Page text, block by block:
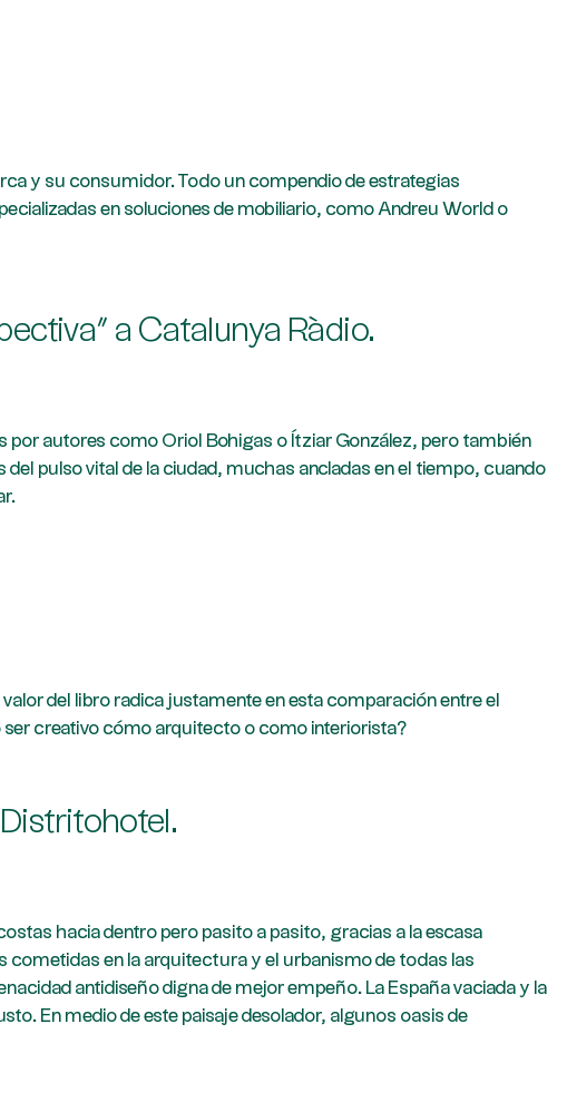
y su consumidor. Todo un compendio de estrategias
en soluciones de mobiliario, como Andreu World o
a Catalunya Ràdio.
por autores como Oriol Bohigas o Ítziar González, pero también
pulso vital de la ciudad, muchas ancladas en el tiempo, cuando
del libro radica justamente en esta comparación entre el
ser creativo cómo arquitecto o como interiorista?
hacia dentro pero pasito a pasito, gracias a la escasa
cometidas en la arquitectura y el urbanismo de todas las
antidiseño digna de mejor empeño. La España vaciada y la
En medio de este paisaje desolador, algunos oasis de